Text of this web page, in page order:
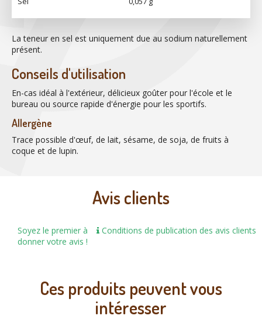
La teneur en sel est uniquement due au sodium naturellement
présent.
Conseils d'utilisation
En-cas idéal à l'extérieur, délicieux goûter pour l'école et le
bureau ou source rapide d'énergie pour les sportifs.
Allergène
Trace possible d'œuf, de lait, sésame, de soja, de fruits à
coque et de lupin.
Avis clients
Conditions de publication des avis clients
Soyez le premier à
donner votre avis !
Ces produits peuvent vous
intéresser